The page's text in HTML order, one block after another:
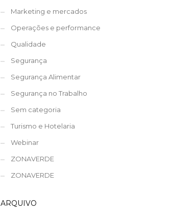
Marketing e mercados
Operações e performance
Qualidade
Segurança
Segurança Alimentar
Segurança no Trabalho
Sem categoria
Turismo e Hotelaria
Webinar
ZONAVERDE
ZONAVERDE
ARQUIVO